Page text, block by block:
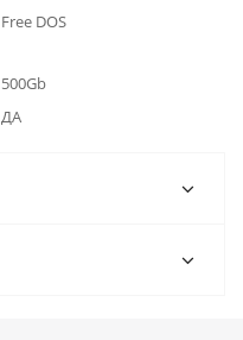
Free DOS
500Gb
ДА